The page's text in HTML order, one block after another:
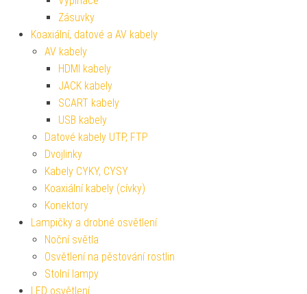
Zásuvky
Koaxiální, datové a AV kabely
AV kabely
HDMI kabely
JACK kabely
SCART kabely
USB kabely
Datové kabely UTP, FTP
Dvojlinky
Kabely CYKY, CYSY
Koaxiální kabely (cívky)
Konektory
Lampičky a drobné osvětlení
Noční světla
Osvětlení na pěstování rostlin
Stolní lampy
LED osvětlení